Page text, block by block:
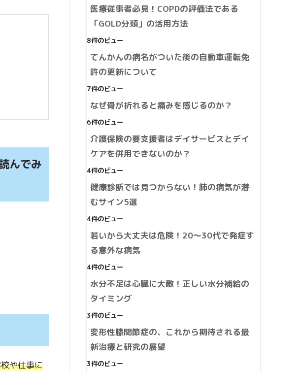
んでみ
や仕事に
医療従事者必見！COPDの評価法である
「GOLD分類」の活用方法
8件のビュー
てんかんの病名がついた後の自動車運転免
許の更新について
7件のビュー
なぜ骨が折れると痛みを感じるのか？
6件のビュー
介護保険の要支援者はデイサービスとデイ
ケアを併用できないのか？
4件のビュー
健康診断では見つからない！肺の病気が潜
むサイン5選
4件のビュー
若いから大丈夫は危険！20～30代で発症す
る意外な病気
4件のビュー
水分不足は心臓に大敵！正しい水分補給の
タイミング
3件のビュー
変形性膝関節症の、これから期待される最
新治療と研究の展望
3件のビュー